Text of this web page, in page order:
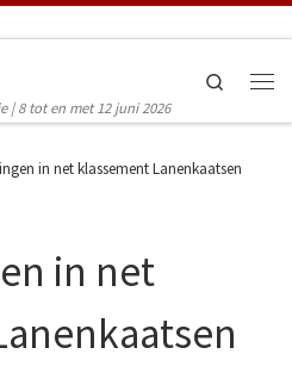
| 8 tot en met 12 juni 2026
Search
in net klassement Lanenkaatsen
in net